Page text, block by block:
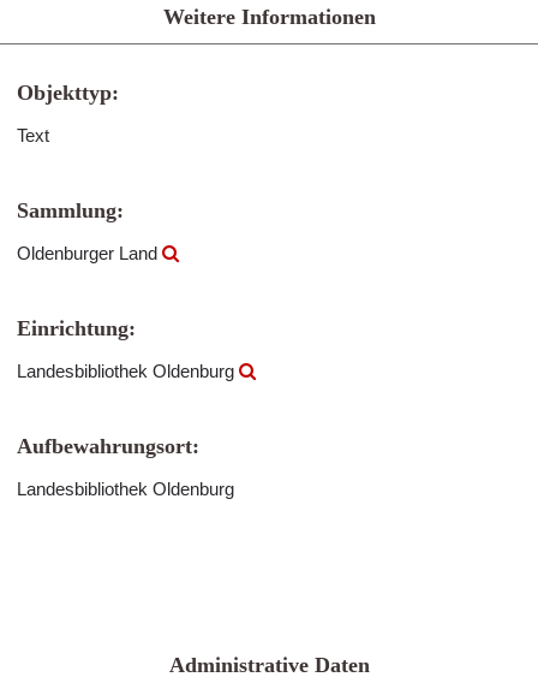
Weitere Informationen
Objekttyp:
Text
Sammlung:
Oldenburger Land
Einrichtung:
Landesbibliothek Oldenburg
Aufbewahrungsort:
Landesbibliothek Oldenburg
Administrative Daten